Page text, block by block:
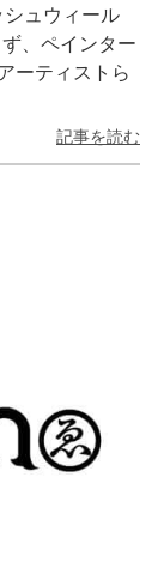
ュウィール
、ペインター
ーティストら
記事を読む